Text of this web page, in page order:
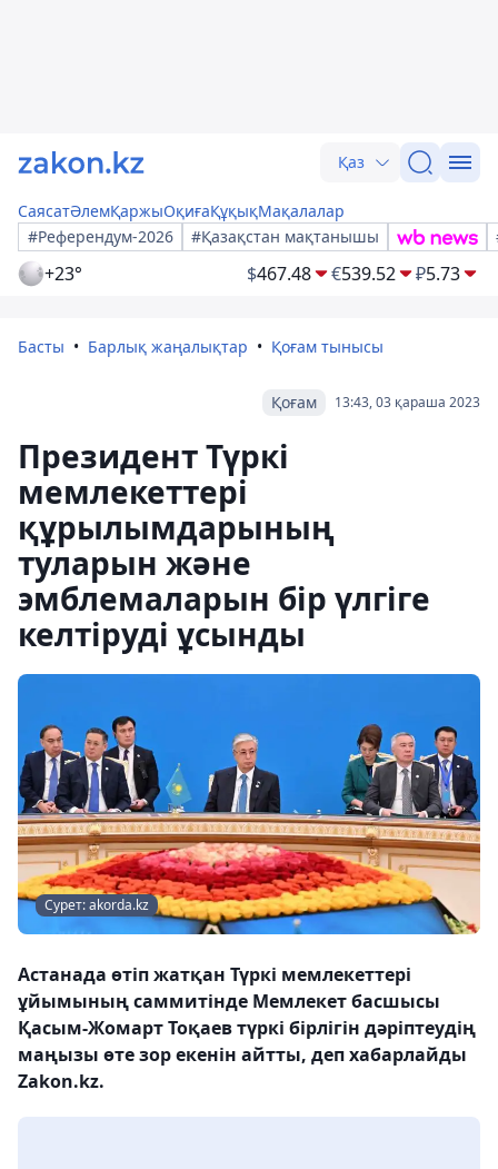
Қаз
СаясатӘлемҚаржыОқиғаҚұқықМақалалар
#Референдум-2026
#Қазақстан мақтанышы
+23° $467.48 €539.52 ₽5.73
Басты Барлық жаңалықтар Қоғам тынысы
13:43, 03 қараша 2023
Қоғам
Президент Түркі
мемлекеттері
құрылымдарының
туларын және
эмблемаларын бір үлгіге
келтіруді ұсынды
Сурет: akorda.kz
Астанада өтіп жатқан Түркі мемлекеттері
ұйымының саммитінде Мемлекет басшысы
Қасым-Жомарт Тоқаев түркі бірлігін дәріптеудің
маңызы өте зор екенін айтты, деп хабарлайды
Zakon.kz.